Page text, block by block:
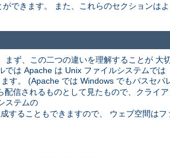
できます。 また、これらのセクションはよ
ず、この二つの違いを理解することが 大
は Apache は Unix ファイルシステムでは
す。 (Apache では Windows でもパスセパ
信されるものとして見たもので、クライア
ステムの
することもできますので、 ウェブ空間はフ